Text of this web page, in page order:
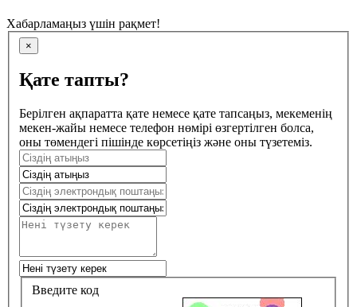
Хабарламаңыз үшін рақмет!
×
Қате тапты?
Берілген ақпаратта қате немесе қате тапсаңыз, мекеменің
мекен-жайы немесе телефон нөмірі өзгертілген болса,
оны төмендегі пішінде көрсетіңіз және оны түзетеміз.
Введите код